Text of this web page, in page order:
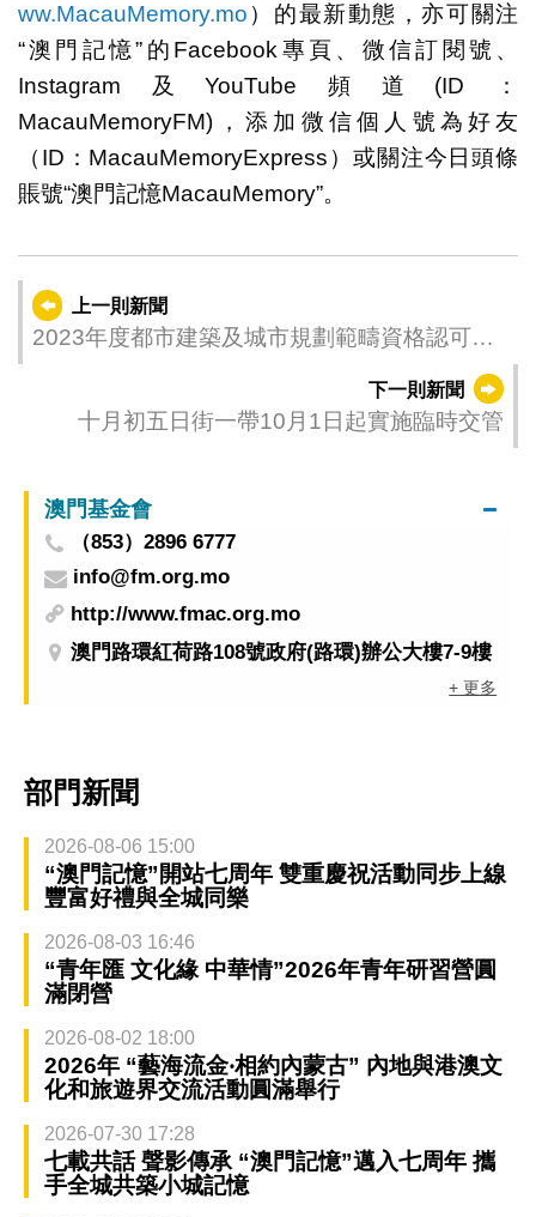
ww.MacauMemory.mo ）的最新動態，亦可關注
“澳門記憶”的Facebook專頁、微信訂閱號、
Instagram及YouTube頻道(ID：
MacauMemoryFM)，添加微信個人號為好友
（ID：MacauMemoryExpress）或關注今日頭條
賬號“澳門記憶MacauMemory”。
上一則新聞
2023年度都市建築及城市規劃範疇資格認可考
下一則新聞
十月初五日街一帶10月1日起實施臨時交管
澳門基金會
（853）2896 6777
info@fm.org.mo
http://www.fmac.org.mo
澳門路環紅荷路108號政府(路環)辦公大樓7-9樓
+ 更多
部門新聞
2026-08-06 15:00
“澳門記憶”開站七周年 雙重慶祝活動同步上線
豐富好禮與全城同樂
2026-08-03 16:46
“青年匯 文化緣 中華情”2026年青年研習營圓
滿閉營
2026-08-02 18:00
2026年 “藝海流金‧相約內蒙古” 內地與港澳文
化和旅遊界交流活動圓滿舉行
2026-07-30 17:28
七載共話 聲影傳承 “澳門記憶”邁入七周年 攜
手全城共築小城記憶